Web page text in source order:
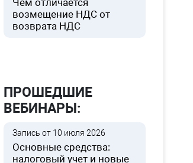
Чем отличается
возмещение НДС от
возврата НДС
ПРОШЕДШИЕ
ВЕБИНАРЫ:
Запись от 10 июля 2026
Основные средства:
налоговый учет и новые